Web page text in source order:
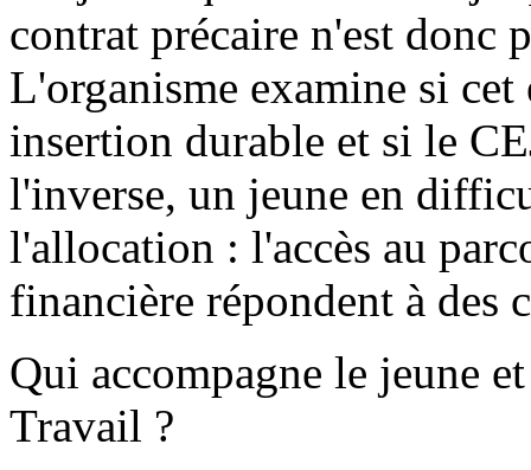
contrat précaire n'est donc
L'organisme examine si
insertion durable et si le
l'inverse, un jeune en
l'allocation : l'accès au
financière répondent à des
Qui accompagne le jeune
Travail ?